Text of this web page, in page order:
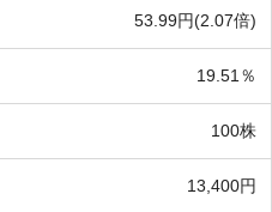
53.99円(2.07倍)
19.51％
100株
13,400円